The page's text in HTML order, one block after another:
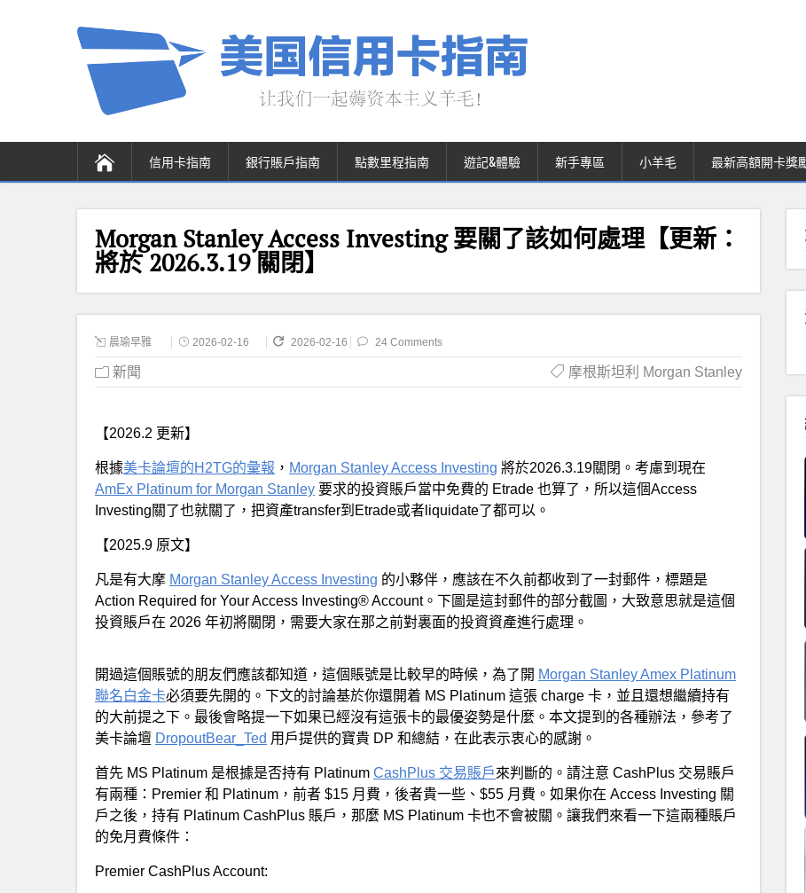
信用卡指南 銀行賬戶指南 點數里程指南 遊記&體驗 新手專區 小羊毛 最新高額開卡獎
Morgan Stanley Access Investing 要關了該如何處理【更新：
將於 2026.3.19 關閉】
晨瑜早雅 2026-02-16 2026-02-16 24 Comments
新聞 摩根斯坦利 Morgan Stanley
【2026.2 更新】
根據美卡論壇的H2TG的彙報 ， Morgan Stanley Access Investing 將於2026.3.19關閉。考慮到現在
AmEx Platinum for Morgan Stanley 要求的投資賬戶當中免費的 Etrade 也算了，所以這個Access
Investing關了也就關了，把資產transfer到Etrade或者liquidate了都可以。
【2025.9 原文】
凡是有大摩 Morgan Stanley Access Investing 的小夥伴，應該在不久前都收到了一封郵件，標題是
Action Required for Your Access Investing® Account。下圖是這封郵件的部分截圖，大致意思就是這個
投資賬戶在 2026 年初將關閉，需要大家在那之前對裏面的投資資產進行處理。
開過這個賬號的朋友們應該都知道，這個賬號是比較早的時候，為了開 Morgan Stanley Amex Platinum
聯名白金卡必須要先開的。下文的討論基於你還開着 MS Platinum 這張 charge 卡，並且還想繼續持有
的大前提之下。最後會略提一下如果已經沒有這張卡的最優姿勢是什麼。本文提到的各種辦法，參考了
美卡論壇 DropoutBear_Ted 用戶提供的寶貴 DP 和總結，在此表示衷心的感謝。
首先 MS Platinum 是根據是否持有 Platinum CashPlus 交易賬戶來判斷的。請注意 CashPlus 交易賬戶
有兩種：Premier 和 Platinum，前者 $15 月費，後者貴一些、$55 月費。如果你在 Access Investing 關
戶之後，持有 Platinum CashPlus 賬戶，那麼 MS Platinum 卡也不會被關。讓我們來看一下這兩種賬戶
的免月費條件：
Premier CashPlus Account: